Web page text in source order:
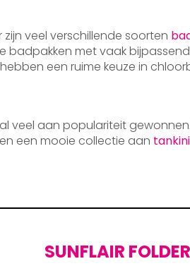
veel verschillende soorten
badpakken met vaak
een ruime keuze in
veel aan populariteit
een mooie collectie aan
SUNFLAIR FOLDER